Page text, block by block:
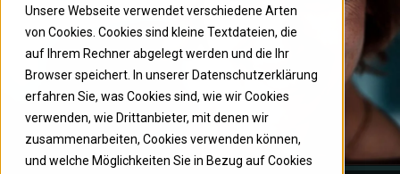
Unsere Webseite verwendet verschiedene Arten
von Cookies. Cookies sind kleine Textdateien, die
auf Ihrem Rechner abgelegt werden und die Ihr
Browser speichert. In unserer Datenschutzerklärung
erfahren Sie, was Cookies sind, wie wir Cookies
verwenden, wie Drittanbieter, mit denen wir
zusammenarbeiten, Cookies verwenden können,
und welche Möglichkeiten Sie in Bezug auf Cookies